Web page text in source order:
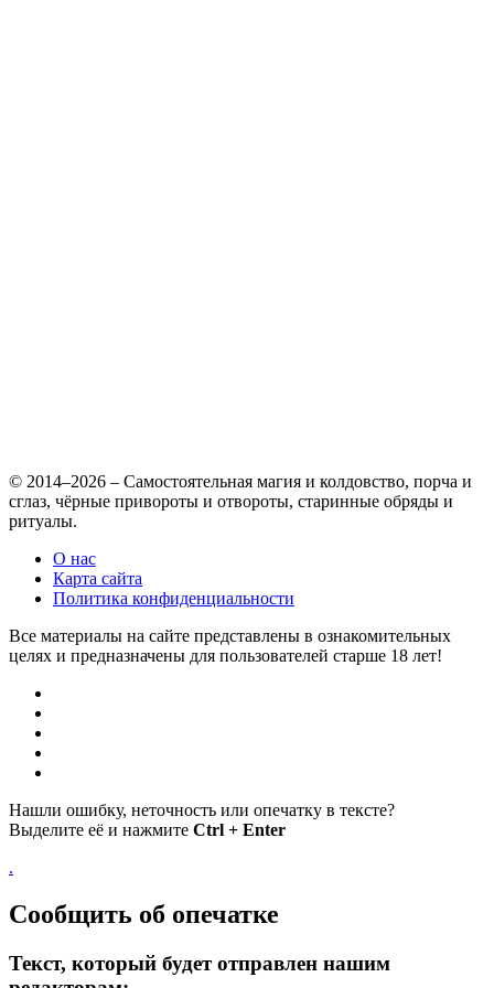
© 2014–2026 – Самостоятельная магия и колдовство, порча и
сглаз, чёрные привороты и отвороты, старинные обряды и
ритуалы.
О нас
Карта сайта
Политика конфиденциальности
Все материалы на сайте представлены в ознакомительных
целях и предназначены для пользователей старше 18 лет!
Нашли ошибку, неточность или опечатку в тексте?
Выделите её и нажмите Ctrl + Enter
.
Сообщить об опечатке
Текст, который будет отправлен нашим